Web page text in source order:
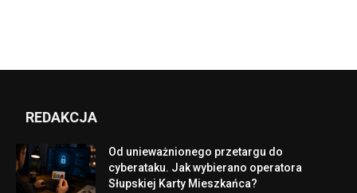
REDAKCJA
Od unieważnionego przetargu do
cyberataku. Jak wybierano operatora
Słupskiej Karty Mieszkańca?